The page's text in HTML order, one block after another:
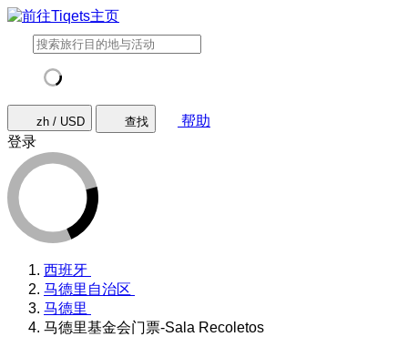
zh / USD 查找
帮助
登录
西班牙
马德里自治区
马德里
马德里基金会门票-Sala Recoletos